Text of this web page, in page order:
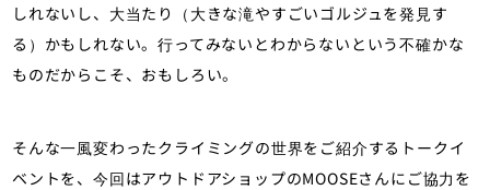
しれないし、大当たり（大きな滝やすごいゴルジュを発見す
る）かもしれない。行ってみないとわからないという不確かな
ものだからこそ、おもしろい。
そんな一風変わったクライミングの世界をご紹介するトークイ
ベントを、今回はアウトドアショップのMOOSEさんにご協力を